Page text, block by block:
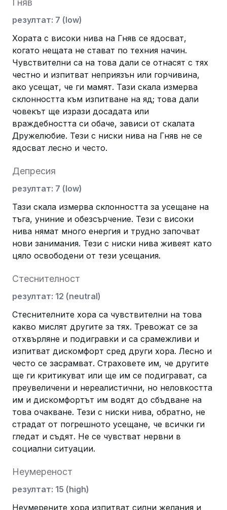
Гняв
резултат: 7 (low)
Хората с високи нива на Гняв се ядосват,
когато нещата не стават по техния начин.
Чувствителни са на това дали се отнасят с тях
честно и изпитват неприязън или горчивина,
ако усещат, че ги мамят. Тази скала измерва
склонността към изпитване на яд; това дали
човекът ще изрази досадата или
враждебността си обаче, зависи от скалата
Дружелюбие. Тези с ниски нива на Гняв не се
ядосват лесно и често.
Депресия
резултат: 7 (low)
Тази скала измерва склонността за усещане на
тъга, униние и обезсърчение. Тези с високи
нива нямат много енергия и трудно започват
нови занимания. Тези с ниски нива живеят като
цяло освободени от тези усещания.
Стеснителност
резултат: 12 (neutral)
Стеснителните хора са чувствителни на това
какво мислят другите за тях. Тревожат се за
отхвърляне и подигравки и са срамежливи и
изпитват дискомфорт сред други хора. Лесно и
често се засрамват. Страховете им, че другите
ще ги критикуват или ще им се подиграват, са
преувеличени и нереалистични, но неловкостта
им и дискомфортът им водят до сбъдване на
това очакване. Тези с ниски нива, обратно, не
страдат от погрешното усещане, че всички ги
гледат и съдят. Не се чувстват нервни в
социални ситуации.
Неумереност
резултат: 15 (high)
Неумерените хора изпитват силни желания и